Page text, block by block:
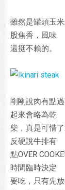
雖然是罐頭玉
股焦香，風味
還挺不賴的。
剛剛說肉有點
起來會略為乾
柴，真是可惜
反硬說牛排有
點OVER
時間臨時決定
要吃，只有先